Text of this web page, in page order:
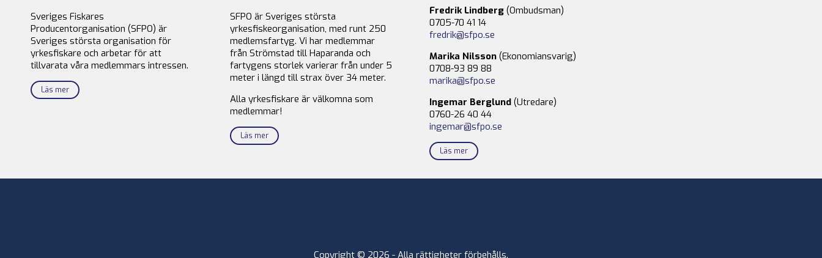
Sveriges Fiskares
Producentorganisation (SFPO) är
Sveriges största organisation för
yrkesfiskare och arbetar för att
tillvarata våra medlemmars intressen.
Läs mer
SFPO är Sveriges största
yrkesfiskeorganisation, med runt 250
medlemsfartyg. Vi har medlemmar
från Strömstad till Haparanda och
fartygens storlek varierar från under 5
meter i längd till strax över 34 meter.
Alla yrkesfiskare är välkomna som
medlemmar!
Läs mer
Fredrik Lindberg (Ombudsman)
0705-70 41 14
fredrik@sfpo.se
Marika Nilsson (Ekonomiansvarig)
0708-93 89 88
marika@sfpo.se
Ingemar Berglund (Utredare)
0760-26 40 44
ingemar@sfpo.se
Läs mer
Copyright © 2026 - Alla rättigheter förbehålls.